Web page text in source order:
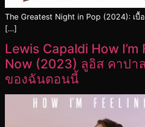
The Greatest Night in Pop (2024): เบื้
[…]
Lewis Capaldi How I’m
Now (2023) ลูอิส คาปา
ของฉันตอนนี้